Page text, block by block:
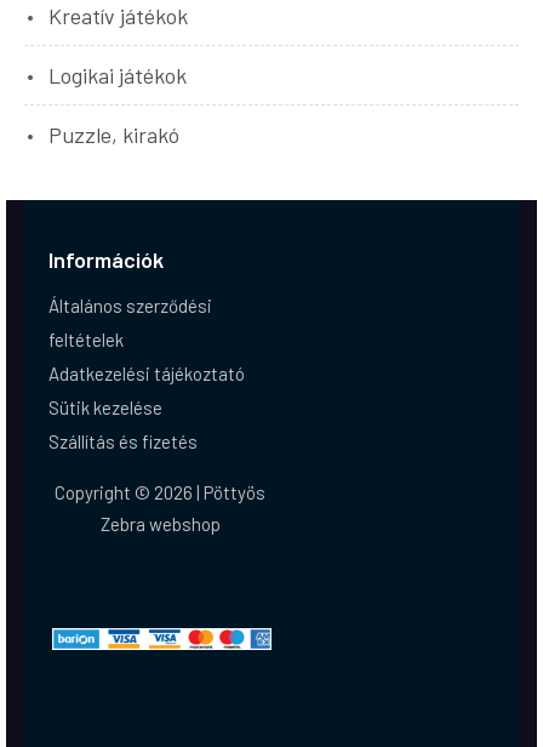
Kreatív játékok
Logikai játékok
Puzzle, kirakó
Információk
Általános szerződési
feltételek
Adatkezelési tájékoztató
Sütik kezelése
Szállítás és fizetés
Copyright © 2026 | Pöttyös
Zebra webshop